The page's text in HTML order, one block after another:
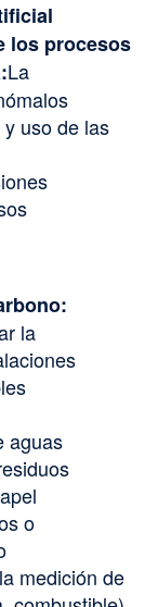
los procesos
La
uso de las
la
aguas
o
medición de